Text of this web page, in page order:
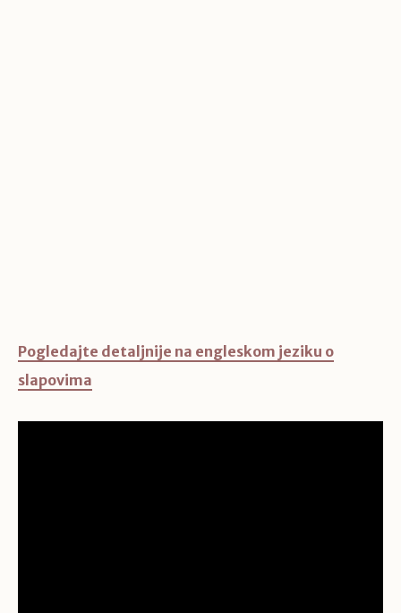
Pogledajte detaljnije na engleskom jeziku o
slapovima